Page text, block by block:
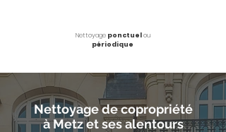
Nettoyage ponctuelou
périodique
Nettoyage de copropriété
à Metz et ses alentours